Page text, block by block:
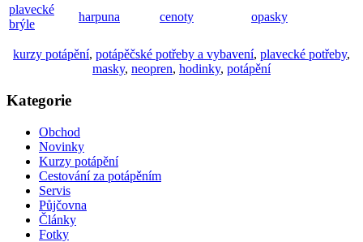
plavecké
brýle
harpuna cenoty opasky
kurzy potápění, potápěčské potřeby a vybavení, plavecké potřeby,
masky, neopren, hodinky, potápění
Kategorie
Obchod
Novinky
Kurzy potápění
Cestování za potápěním
Servis
Půjčovna
Články
Fotky